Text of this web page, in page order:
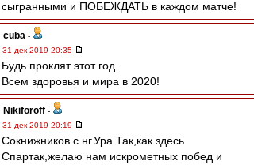
сыгранными и ПОБЕЖДАТЬ в каждом матче!
cuba -
31 дек 2019 20:35
Будь проклят этот год.
Всем здоровья и мира в 2020!
Nikiforoff -
31 дек 2019 20:19
Сокнижников с нг.Ура.Так,как здесь
Спартак,желаю нам искрометных побед и